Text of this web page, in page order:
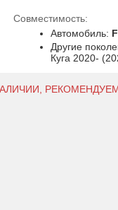
Совместимость:
Автомобиль:
Другие
Куга 2020-